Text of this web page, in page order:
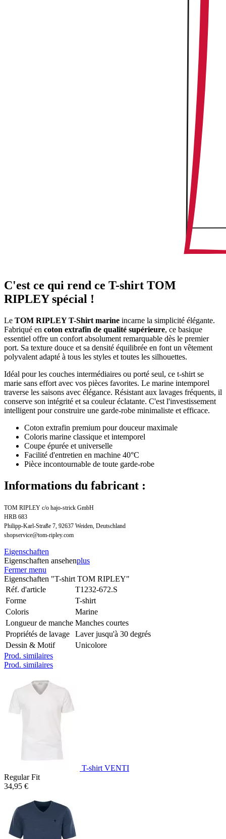
C'est ce qui rend ce T-shirt TOM
RIPLEY spécial !
Le TOM RIPLEY T-Shirt marine incarne la simplicité élégante.
Fabriqué en coton extrafin de qualité supérieure, ce basique
essentiel offre un confort absolument remarquable dès le premier
port. Sa texture douce et sa densité équilibrée en font un vêtement
polyvalent adapté à tous les styles et toutes les silhouettes.
Idéal pour les couches intermédiaires ou porté seul, ce t-shirt se
marie sans effort avec vos pièces favorites. Le marine intemporel
traverse les saisons avec élégance. Résistant aux lavages fréquents, il
conserve son intégrité et sa couleur éclatante. C'est l'investissement
intelligent pour construire une garde-robe minimaliste et efficace.
Coton extrafin premium pour douceur maximale
Coloris marine classique et intemporel
Coupe épurée et universelle
Facilité d'entretien en machine 40°C
Pièce incontournable de toute garde-robe
Informations du fabricant :
TOM RIPLEY c/o hajo-strick GmbH
HRB 683
Philipp-Karl-Straße 7, 92637 Weiden, Deutschland
shopservice@tom-ripley.com
Eigenschaften
Eigenschaften ansehenplus
Fermer menu
Eigenschaften "T-shirt TOM RIPLEY"
Réf. d'article
T1232-672.S
Forme
T-shirt
Coloris
Marine
Longueur de manche Manches courtes
Propriétés de lavage
Laver jusqu'à 30 degrés
Dessin & Motif
Unicolore
Prod. similaires
Prod. similaires
T-shirt VENTI
Regular Fit
34,95 €